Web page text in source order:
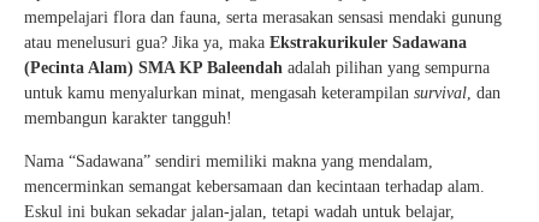
mempelajari flora dan fauna, serta merasakan sensasi mendaki gunung
atau menelusuri gua? Jika ya, maka Ekstrakurikuler Sadawana
(Pecinta Alam) SMA KP Baleendah adalah pilihan yang sempurna
untuk kamu menyalurkan minat, mengasah keterampilan survival , dan
membangun karakter tangguh!
Nama “Sadawana” sendiri memiliki makna yang mendalam,
mencerminkan semangat kebersamaan dan kecintaan terhadap alam.
Eskul ini bukan sekadar jalan-jalan, tetapi wadah untuk belajar,